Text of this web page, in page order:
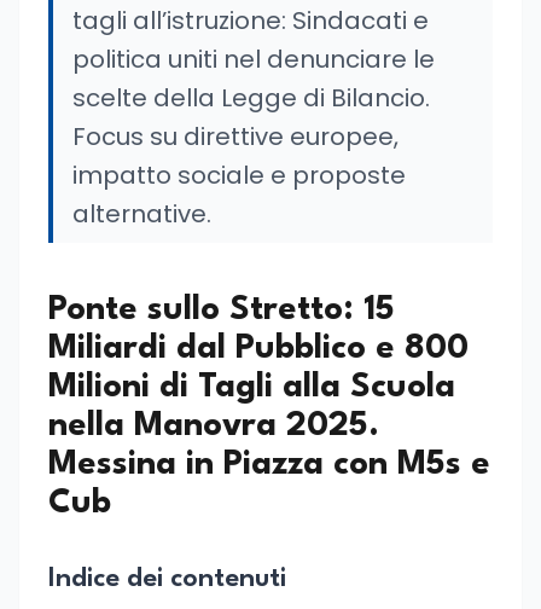
tagli all’istruzione: Sindacati e
politica uniti nel denunciare le
scelte della Legge di Bilancio.
Focus su direttive europee,
impatto sociale e proposte
alternative.
Ponte sullo Stretto: 15
Miliardi dal Pubblico e 800
Milioni di Tagli alla Scuola
nella Manovra 2025.
Messina in Piazza con M5s e
Cub
Indice dei contenuti